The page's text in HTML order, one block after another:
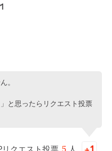
。
と思ったらリクエスト投票
リクエスト投票 5 人